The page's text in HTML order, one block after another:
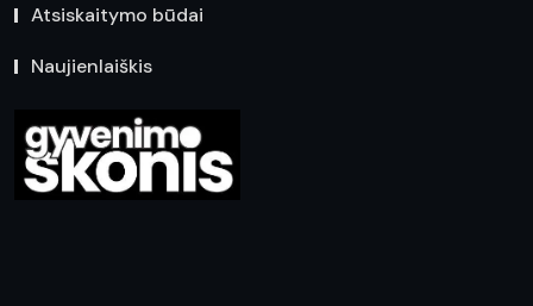
Atsiskaitymo būdai
Naujienlaiškis